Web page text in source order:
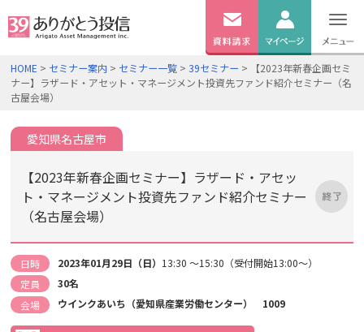
無料
資料
請求
ログイン
HOME > セミナー案内 > セミナー一覧 >39セミナー > 【2023年新春企画セミ
ナー】ラザード・アセット・マネージメント投資先ファンド紹介セミナー（名
古屋会場）
愛知県名古屋市
【2023年新春企画セミナー】ラザード・アセッ
ト・マネージメント投資先ファンド紹介セミナー
（名古屋会場）
日時 2023年01月29日（日） 13:30 ～15:30（受付開始13:00～）
定員
30名
会場
ウインクあいち（愛知県産業労働センター） 1009